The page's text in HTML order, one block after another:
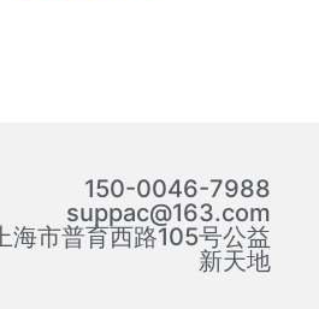
150-0046-7988
suppac@163.com
上海市普育西路105号公益
新天地